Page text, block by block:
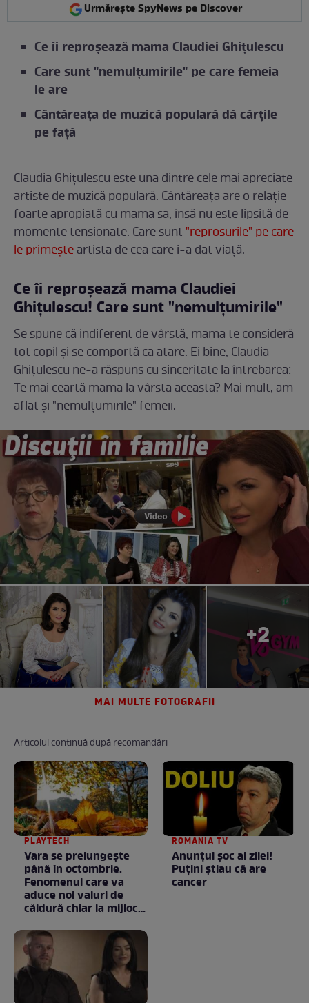
Urmărește SpyNews pe Discover
Ce îi reproșează mama Claudiei Ghițulescu
Care sunt "nemulțumirile" pe care femeia
le are
Cântăreața de muzică populară dă cărțile
pe față
Claudia Ghițulescu este una dintre cele mai apreciate
artiste de muzică populară. Cântăreața are o relație
foarte apropiată cu mama sa, însă nu este lipsită de
momente tensionate. Care sunt "reprosurile" pe care
le primeșteartista de cea care i-a dat viață.
Ce îi reproșează mama Claudiei
Ghițulescu! Care sunt "nemulțumirile"
Se spune că indiferent de vârstă, mama te consideră
tot copil și se comportă ca atare. Ei bine, Claudia
Ghițulescu ne-a răspuns cu sinceritate la întrebarea:
Te mai ceartă mama la vârsta aceasta? Mai mult, am
aflat și "nemulțumirile" femeii.
+2
MAI MULTE FOTOGRAFII
Articolul continuă după recomandări
PLAYTECH
Vara se prelungeşte
până în octombrie.
Fenomenul care va
aduce noi valuri de
căldură chiar la mijlocul
ROMANIA TV
Anunţul şoc al zilei!
Puţini ştiau că are
cancer